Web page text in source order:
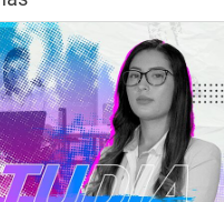
sobre las pruebas
inteligencia.
definiciones, teorías.